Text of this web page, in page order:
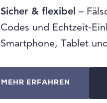
Sicher & flexibel –
Codes und Echtzeit-
Smartphone, Tablet
MEHR ERFAHREN